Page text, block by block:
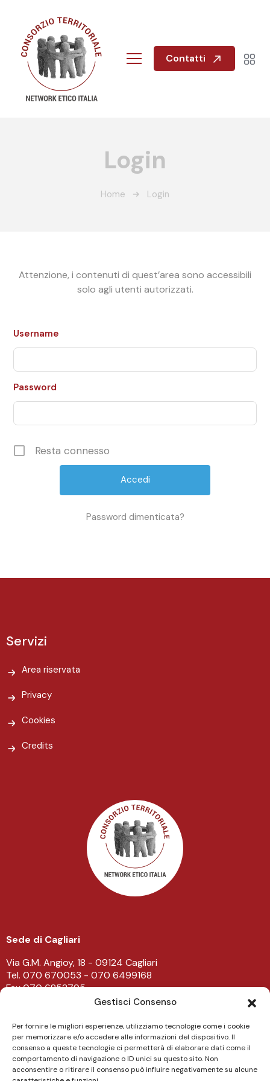
Gestisci Consenso
Per fornire le migliori esperienze, utilizziamo tecnologie come i cookie
per memorizzare e/o accedere alle informazioni del dispositivo. Il
consenso a queste tecnologie ci permetterà di elaborare dati come il
comportamento di navigazione o ID unici su questo sito. Non
acconsentire o ritirare il consenso può influire negativamente su alcune
Contatti
Login
Home Login
Attenzione, i contenuti di quest’area sono accessibili
solo agli utenti autorizzati.
Username
Password
Resta connesso
Password dimenticata?
Servizi
Area riservata
Privacy
Cookies
Credits
Sede di Cagliari
Via G.M. Angioy, 18 - 09124 Cagliari
Tel. 070 670053 - 070 6499168
Fax 070 6852795
Sede di Lanusei
Viale Don Bosco 43/45 - 08045 Lanusei
Tel. 0782 482219